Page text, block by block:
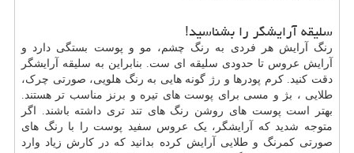
سلیقه آرایشگر را بشناسید!
رنگ آرایش هر فردی به رنگ چشم، مو و پوست بستگی دارد و
آرایش عروس تا حدودی سلیقه ای ست. بنابراین به سلیقه آرایشگر
دقت کنید. کرم پودرها و رژ گونه هایی به رنگ هلویی، صورتی چرک،
طلایی ، بژ و مسی برای پوست های تیره و برنز مناسب تر هستند.
بهتر است پوست های روشن رنگ های تند تری داشته باشند. اگر
متوجه شدید که آرایشگر، یک عروس سفید پوست را با رنگ های
صورتی کمرنگ و طلایی آرایش کرده بدانید که در کارش زیاد وارد